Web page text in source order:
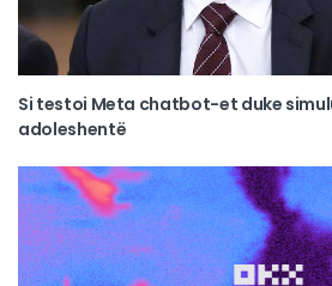
Si testoi Meta chatbot-et duke
adoleshentë